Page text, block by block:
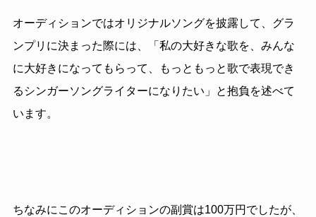
オーディションではオリジナルソングを披露して、グラ
ンプリに決まった際には、「私の大好きな歌を、みんな
に大好きになってもらって、もっともっと歌で表現でき
るシンガーソングライターになりたい」と抱負を述べて
います。
ちなみにこのオーディションの副賞は100万円でしたが、